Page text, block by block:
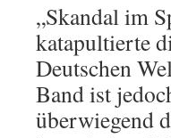
„Skandal im
katapultierte
Deutschen
Band ist
überwiegend